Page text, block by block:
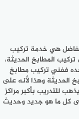
هي خدمة تركيب
المطابخ الحديثة،
ففني تركيب مطابخ
الحديثة وهذا لأنه على
للتدريب بأكبر مراكز
كل ما هو جديد وحديث